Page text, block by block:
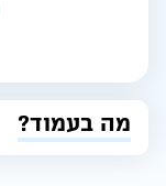
מה בעמוד?